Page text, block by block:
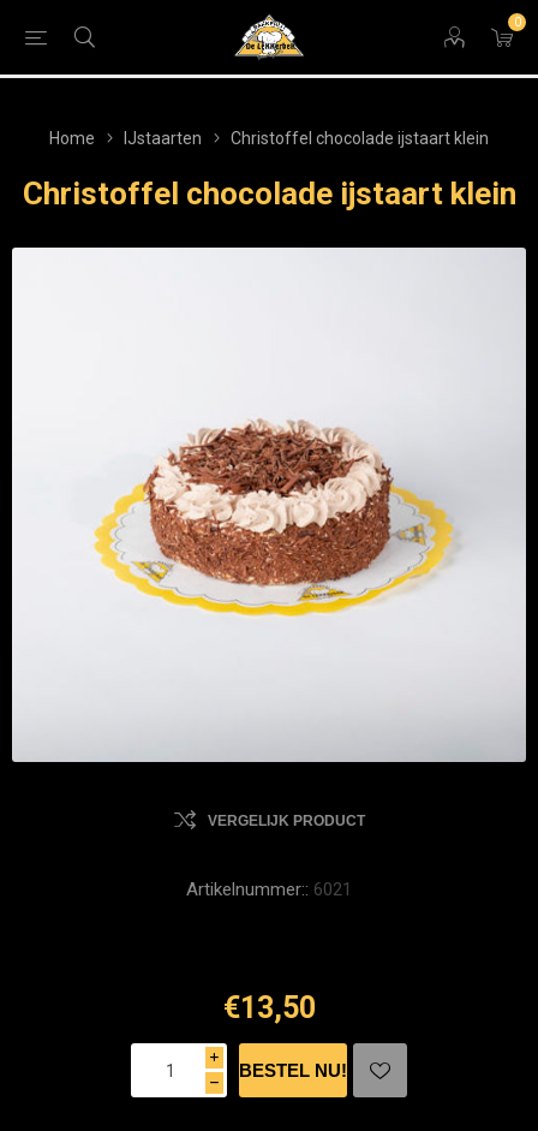
0
Home IJstaarten Christoffel chocolade ijstaart klein
Christoffel chocolade ijstaart klein
VERGELIJK PRODUCT
Artikelnummer:: 6021
€13,50
i
h